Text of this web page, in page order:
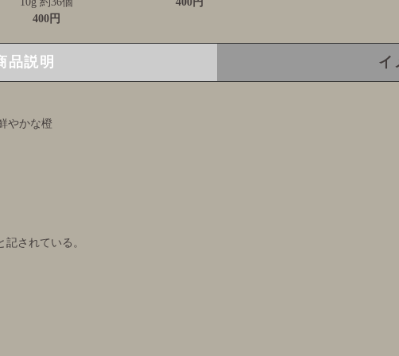
400円
品説明 イ
やかな橙
記されている。